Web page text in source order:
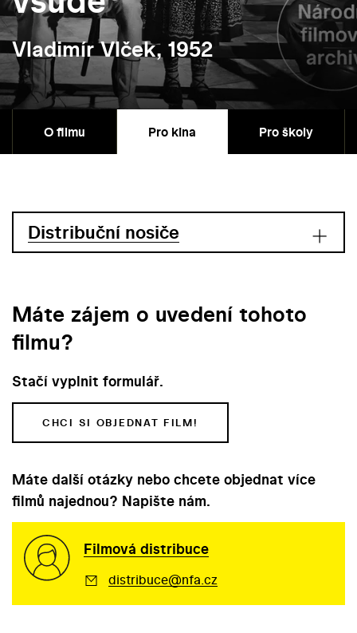
Vladimír Vlček, 1952
O filmu Pro kina Pro školy
Distribuční nosiče
Máte zájem o uvedení tohoto
filmu?
Stačí vyplnit formulář.
CHCI SI OBJEDNAT FILM!
Máte další otázky nebo chcete objednat více
filmů najednou? Napište nám.
Filmová distribuce
distribuce@nfa.cz